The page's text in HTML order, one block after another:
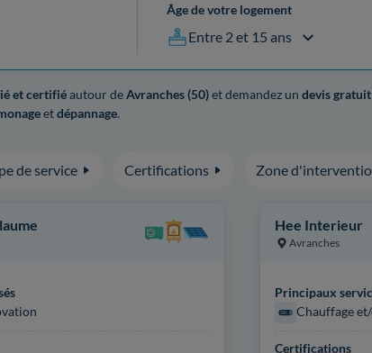
Âge de votre logement
Entre 2 et 15 ans
et certifiéautour deAvranches (50)et demandez un devis gratuit
etdépannage.
de service Certifications Zone
Hee Interieur
Avranches
Principaux
Chauffage
Certifications